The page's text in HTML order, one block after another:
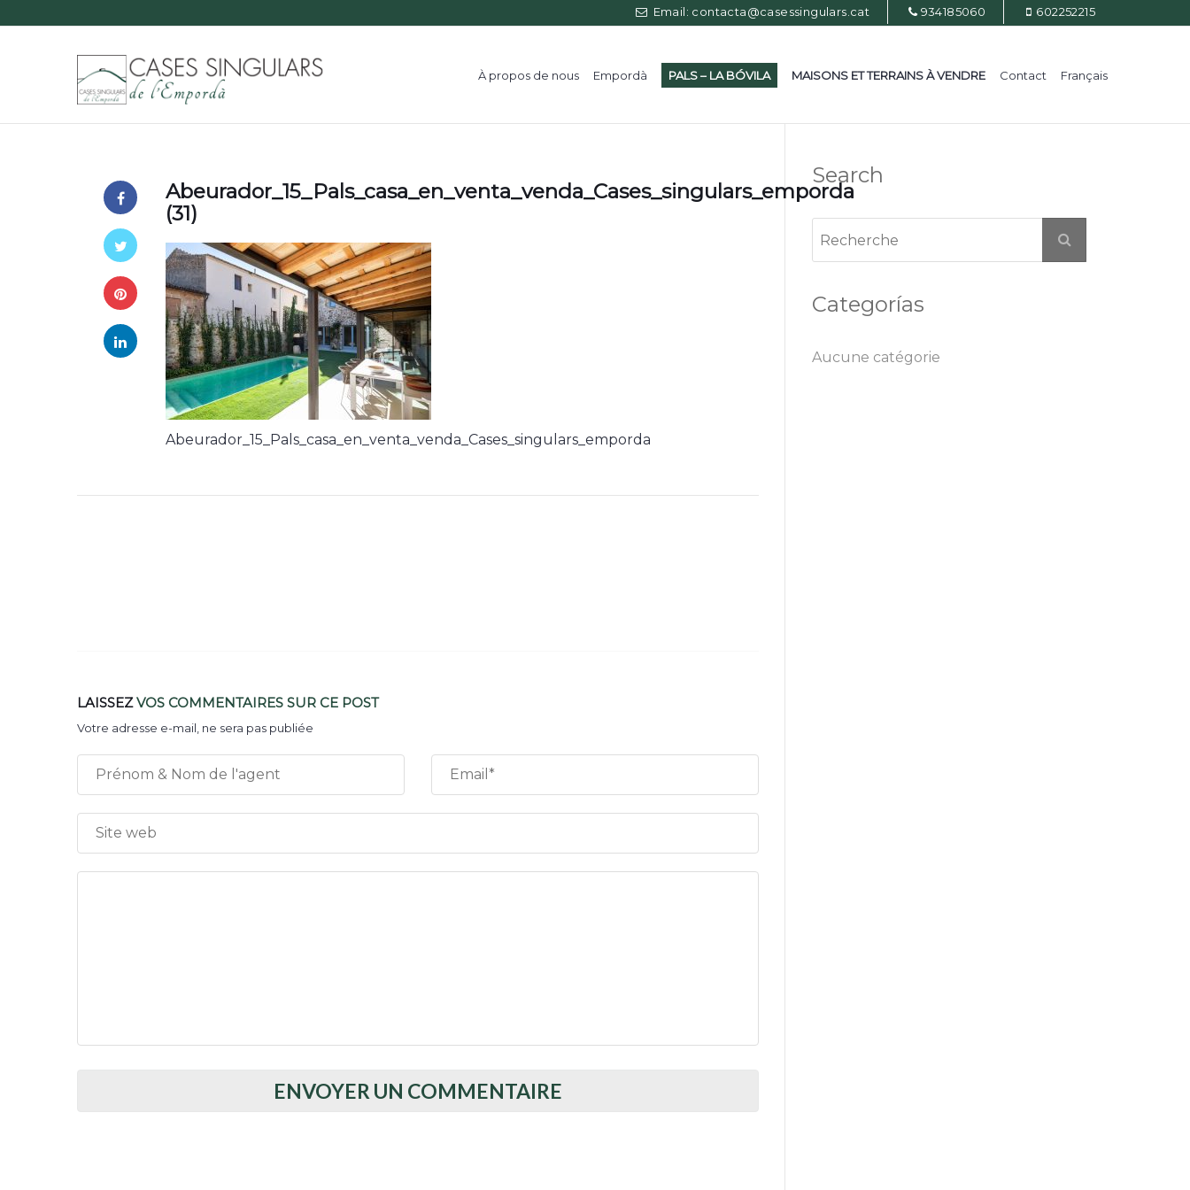
Email: contacta@casessingulars.cat 934185060 602252215
À propos de nous Empordà PALS – LA BÓVILA MAISONS ET TERRAINS À VENDRE Contact Français
Abeurador_15_Pals_casa_en_venta_venda_Cases_singulars_emporda
(31)
Abeurador_15_Pals_casa_en_venta_venda_Cases_singulars_emporda
LAISSEZVOS COMMENTAIRES SUR CE POST
Votre adresse e-mail, ne sera pas publiée
Search
Categorías
Aucune catégorie